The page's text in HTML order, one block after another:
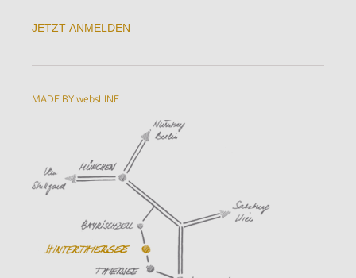
JETZT ANMELDEN
MADE BY websLINE